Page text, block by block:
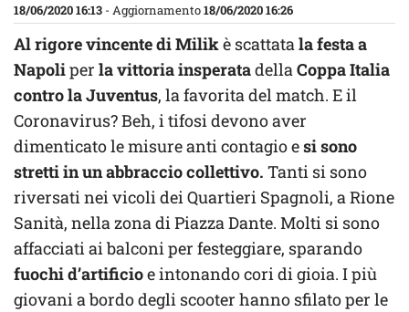
18/06/2020 16:13 - Aggiornamento18/06/2020 16:26
Al rigore vincente di Milikè scattatala festaa
Napoliper la vittoria insperatadellaCoppa Italia
contro la Juventus, la favorita del match. E il
Coronavirus? Beh, i tifosi devono aver
dimenticato le misure anti contagio esi sono
stretti in un abbraccio collettivo. Tanti si sono
riversati nei vicoli dei Quartieri Spagnoli, a Rione
Sanità, nella zona di Piazza Dante. Molti si sono
affacciati ai balconi per festeggiare, sparando
fuochi d’artificioe intonando cori di gioia. I più
giovani a bordo degli scooter hanno sfilato per le